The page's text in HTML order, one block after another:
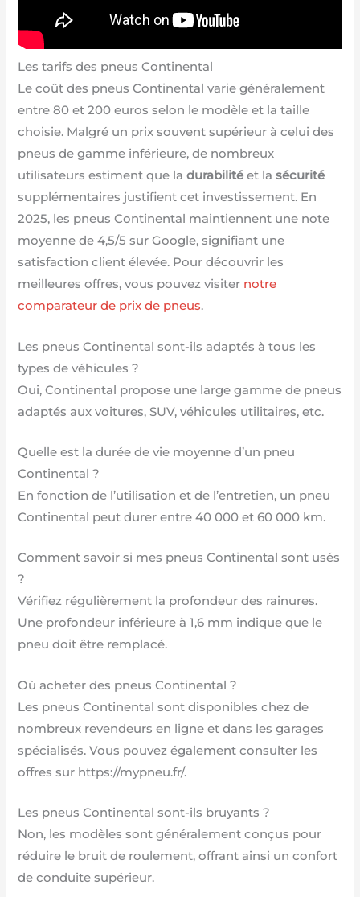
Les tarifs des pneus Continental
Le coût des pneus Continental varie généralement
entre 80 et 200 euros selon le modèle et la taille
choisie. Malgré un prix souvent supérieur à celui des
pneus de gamme inférieure, de nombreux
utilisateurs estiment que ladurabilité et lasécurité
supplémentaires justifient cet investissement. En
2025, les pneus Continental maintiennent une note
moyenne de 4,5/5 sur Google, signifiant une
satisfaction client élevée. Pour découvrir les
meilleures offres, vous pouvez visiter notre
comparateur de prix de pneus.
Les pneus Continental sont-ils adaptés à tous les
types de véhicules ?
Oui, Continental propose une large gamme de pneus
adaptés aux voitures, SUV, véhicules utilitaires, etc.
Quelle est la durée de vie moyenne d’un pneu
Continental ?
En fonction de l’utilisation et de l’entretien, un pneu
Continental peut durer entre 40 000 et 60 000 km.
Comment savoir si mes pneus Continental sont usés
?
Vérifiez régulièrement la profondeur des rainures.
Une profondeur inférieure à 1,6 mm indique que le
pneu doit être remplacé.
Où acheter des pneus Continental ?
Les pneus Continental sont disponibles chez de
nombreux revendeurs en ligne et dans les garages
spécialisés. Vous pouvez également consulter les
offres sur https://mypneu.fr/.
Les pneus Continental sont-ils bruyants ?
Non, les modèles sont généralement conçus pour
réduire le bruit de roulement, offrant ainsi un confort
de conduite supérieur.